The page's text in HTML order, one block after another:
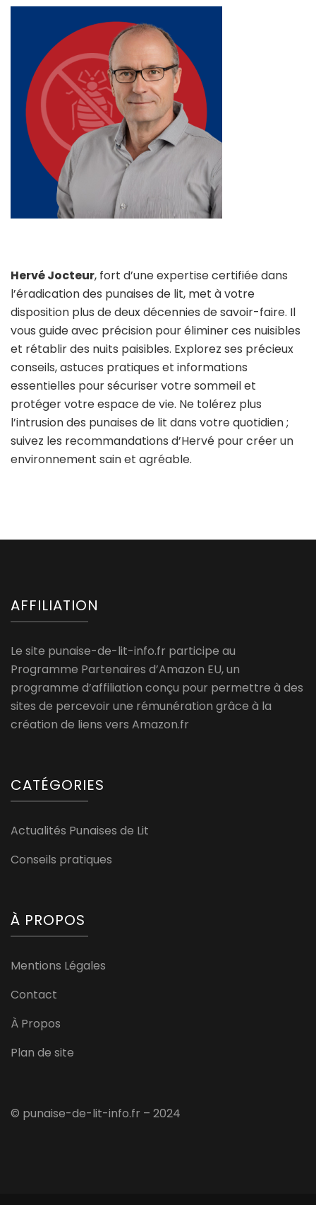
Hervé Jocteur, fort d’une expertise certifiée dans
l’éradication des punaises de lit, met à votre
disposition plus de deux décennies de savoir-faire. Il
vous guide avec précision pour éliminer ces nuisibles
et rétablir des nuits paisibles. Explorez ses précieux
conseils, astuces pratiques et informations
essentielles pour sécuriser votre sommeil et
protéger votre espace de vie. Ne tolérez plus
l’intrusion des punaises de lit dans votre quotidien ;
suivez les recommandations d’Hervé pour créer un
environnement sain et agréable.
AFFILIATION
Le site punaise-de-lit-info.fr participe au
Programme Partenaires d’Amazon EU, un
programme d’affiliation conçu pour permettre à des
sites de percevoir une rémunération grâce à la
création de liens vers Amazon.fr
CATÉGORIES
Actualités Punaises de Lit
Conseils pratiques
À PROPOS
Mentions Légales
Contact
À Propos
Plan de site
© punaise-de-lit-info.fr – 2024